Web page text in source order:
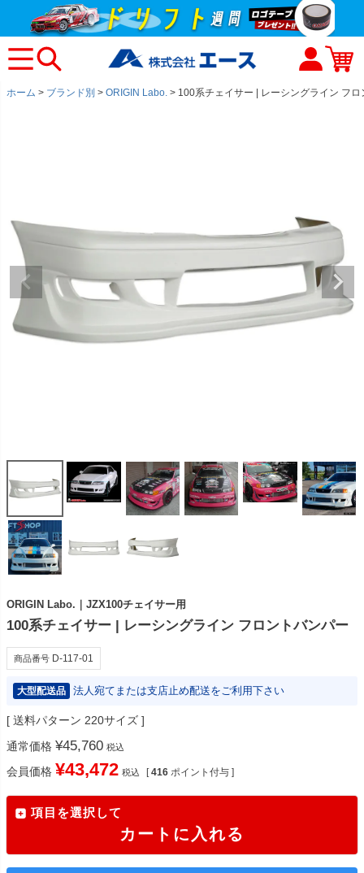
ホーム ブランド別 ORIGIN Labo. 100系チェイサー | レーシングライン フロ
ORIGIN Labo.｜JZX100チェイサー用
100系チェイサー | レーシングライン フロントバンパー
商品番号 D-117-01
大型配送品 法人宛てまたは支店止め配送をご利用下さい
送料パターン 220サイズ
通常価格 ¥45,760 税込
会員価格 ¥43,472 税込 [ 416 ポイント付与 ]
項目を選択して
カートに入れる